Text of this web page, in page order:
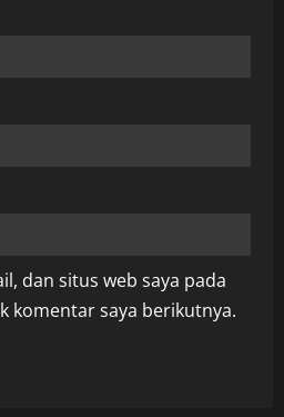
dan situs web saya pada
komentar saya berikutnya.